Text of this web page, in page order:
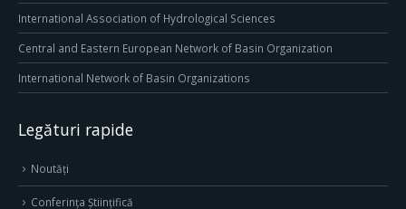
International Association of Hydrological Sciences
Central and Eastern European Network of Basin Organization
International Network of Basin Organizations
Legături rapide
Noutăți
Conferința Științifică